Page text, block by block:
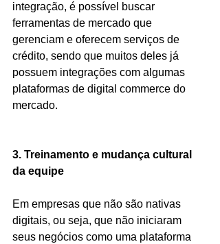
integração, é possível buscar
ferramentas de mercado que
gerenciam e oferecem serviços de
crédito, sendo que muitos deles já
possuem integrações com algumas
plataformas de digital commerce do
mercado.
3. Treinamento e mudança cultural
da equipe
Em empresas que não são nativas
digitais, ou seja, que não iniciaram
seus negócios como uma plataforma